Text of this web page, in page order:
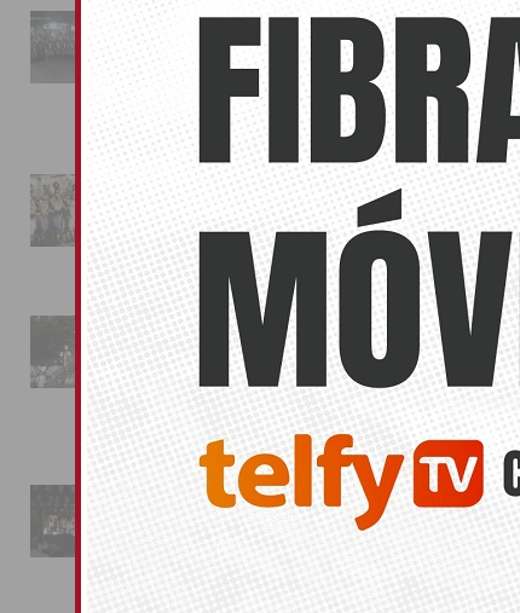
La Entrada Cristiana llena de
esplendor las calles de
Almoradí en una multitudinaria
jornada festera
02/08/2026
La magia de la Entrada Mora
conquista las calles de
Almoradí
01/08/2026
La fiesta se adueña de
Almoradí con la presentación
de los cargos festeros y la
toma del castillo
31/07/2026
Pilar de la Horadada
conmemora con emoción el
40º aniversario de su
independencia como municipio
31/07/2026